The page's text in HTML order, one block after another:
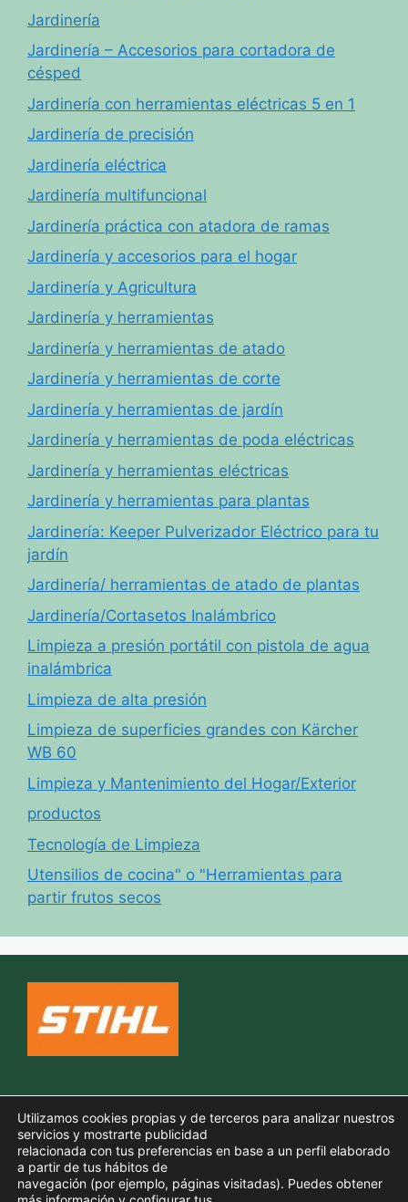
Jardinería
Jardinería – Accesorios para cortadora de
césped
Jardinería con herramientas eléctricas 5 en 1
Jardinería de precisión
Jardinería eléctrica
Jardinería multifuncional
Jardinería práctica con atadora de ramas
Jardinería y accesorios para el hogar
Jardinería y Agricultura
Jardinería y herramientas
Jardinería y herramientas de atado
Jardinería y herramientas de corte
Jardinería y herramientas de jardín
Jardinería y herramientas de poda eléctricas
Jardinería y herramientas eléctricas
Jardinería y herramientas para plantas
Jardinería: Keeper Pulverizador Eléctrico para tu
jardín
Jardinería/ herramientas de atado de plantas
Jardinería/Cortasetos Inalámbrico
Limpieza a presión portátil con pistola de agua
inalámbrica
Limpieza de alta presión
Limpieza de superficies grandes con Kärcher
WB 60
Limpieza y Mantenimiento del Hogar/Exterior
productos
Tecnología de Limpieza
Utensilios de cocina" o "Herramientas para
partir frutos secos
Aviso legal
Política de privacidad
Utilizamos cookies propias y de terceros para analizar nuestros
servicios y mostrarte publicidad
relacionada con tus preferencias en base a un perfil elaborado
a partir de tus hábitos de
navegación (por ejemplo, páginas visitadas). Puedes obtener